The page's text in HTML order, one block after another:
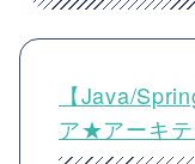
【Java/
ア★アーキ